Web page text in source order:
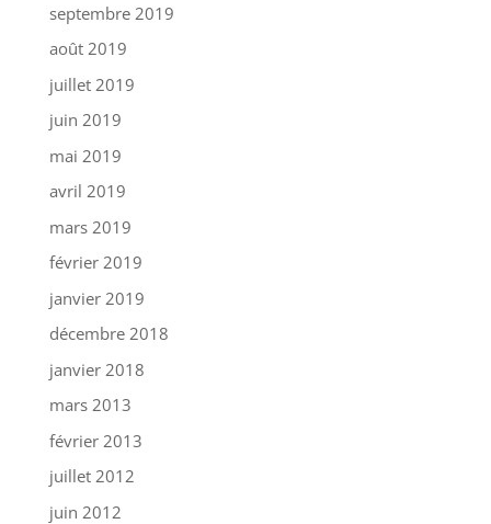
septembre 2019
août 2019
juillet 2019
juin 2019
mai 2019
avril 2019
mars 2019
février 2019
janvier 2019
décembre 2018
janvier 2018
mars 2013
février 2013
juillet 2012
juin 2012